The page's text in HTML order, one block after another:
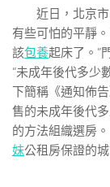
近日，北京市
有些可怕的平靜
該包養起床了。”
“未成年後代多少
下簡稱《通知佈
售的未成年後代
的方法組織選房
妹公租房保證的城